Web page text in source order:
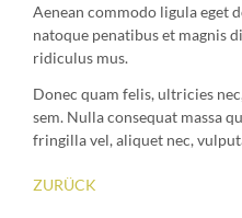
Aenean commodo ligula eget
natoque penatibus et magnis
ridiculus mus.
Donec quam felis, ultricies
sem. Nulla consequat massa
fringilla vel, aliquet nec,
ZURÜCK